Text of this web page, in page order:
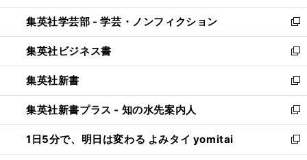
開
く
ウ
で
開
く
ン
ド
ウ
で
開
く
ウ
ィ
ン
ド
ウ
で
開
く
集英社学芸部 - 学芸・ノンフィクション
新
し
い
ウ
ィ
ン
ド
ウ
で
開
集英社ビジネス書
新
し
い
ウ
ィ
ン
ド
ウ
集英社新書
新
し
い
ウ
ィ
ン
集英社新書プラス - 知の水先案内人
新
し
い
ウ
1日5分で、明日は変わる よみタイ yomitai
新
し